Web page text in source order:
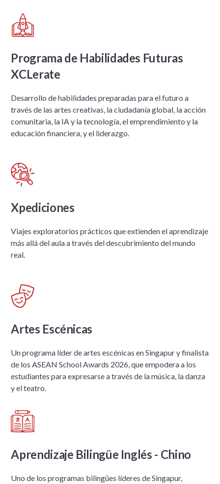
Programa de Habilidades Futuras
XCLerate
Desarrollo de habilidades preparadas para el futuro a
través de las artes creativas, la ciudadanía global, la acción
comunitaria, la IA y la tecnología, el emprendimiento y la
educación financiera, y el liderazgo.
Xpediciones
Viajes exploratorios prácticos que extienden el aprendizaje
más allá del aula a través del descubrimiento del mundo
real.
Artes Escénicas
Un programa líder de artes escénicas en Singapur y finalista
de los ASEAN School Awards 2026, que empodera a los
estudiantes para expresarse a través de la música, la danza
y el teatro.
Aprendizaje Bilingüe Inglés - Chino
Uno de los programas bilingües líderes de Singapur,